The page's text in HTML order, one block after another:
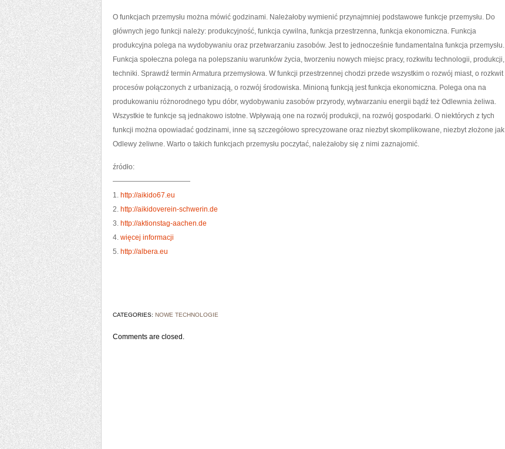
O funkcjach przemysłu można mówić godzinami. Należałoby wymienić przynajmniej podstawowe funkcje przemysłu. Do
głównych jego funkcji należy: produkcyjność, funkcja cywilna, funkcja przestrzenna, funkcja ekonomiczna. Funkcja
produkcyjna polega na wydobywaniu oraz przetwarzaniu zasobów. Jest to jednocześnie fundamentalna funkcja przemysłu.
Funkcja społeczna polega na polepszaniu warunków życia, tworzeniu nowych miejsc pracy, rozkwitu technologii, produkcji,
techniki. Sprawdź termin Armatura przemysłowa. W funkcji przestrzennej chodzi przede wszystkim o rozwój miast, o rozkwit
procesów połączonych z urbanizacją, o rozwój środowiska. Minioną funkcją jest funkcja ekonomiczna. Polega ona na
produkowaniu różnorodnego typu dóbr, wydobywaniu zasobów przyrody, wytwarzaniu energii bądź też Odlewnia żeliwa.
Wszystkie te funkcje są jednakowo istotne. Wpływają one na rozwój produkcji, na rozwój gospodarki. O niektórych z tych
funkcji można opowiadać godzinami, inne są szczegółowo sprecyzowane oraz niezbyt skomplikowane, niezbyt złożone jak
Odlewy żeliwne. Warto o takich funkcjach przemysłu poczytać, należałoby się z nimi zaznajomić.
źródło:
———————————
1. http://aikido67.eu
2. http://aikidoverein-schwerin.de
3. http://aktionstag-aachen.de
4. więcej informacji
5. http://albera.eu
CATEGORIES: NOWE TECHNOLOGIE
Comments are closed.